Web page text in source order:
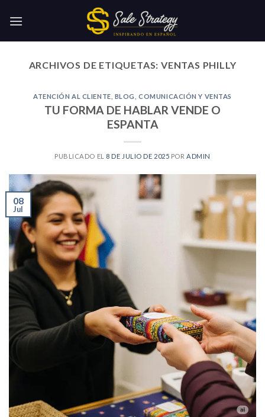
ARCHIVOS DE ETIQUETAS: VENTAS PHILLY
ATENCIÓN AL CLIENTE BLOG ,COMUNICACIÓN Y VENTAS
TU FORMA DE HABLAR VENDE O
ESPANTA
PUBLICADO EL 8 DE JULIO DE 2025 POR ADMIN
08
Jul